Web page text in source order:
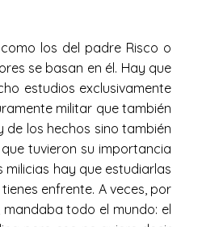
los del padre Risco o
se basan en él. Hay que
estudios exclusivamente
militar que también
los hechos sino también
tuvieron su importancia
hay que estudiarlas
enfrente. A veces, por
todo el mundo: el